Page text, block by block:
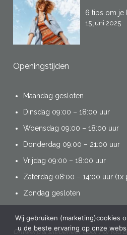
6 tips om je
15 juni 2025
Openingstijden
Maandag gesloten
Dinsdag 09:00 – 18:00 uur
Woensdag 09:00 – 18:00 uur
Donderdag 09:00 – 21:00 uur
Vrijdag 09:00 – 18:00 uur
Zaterdag 08:00 – 14:00 uur (1x
Zondag gesloten
Ontwerp & sitebeheer doorForYou
Wij gebruiken (marketing)cookies
u de beste ervaring op onze